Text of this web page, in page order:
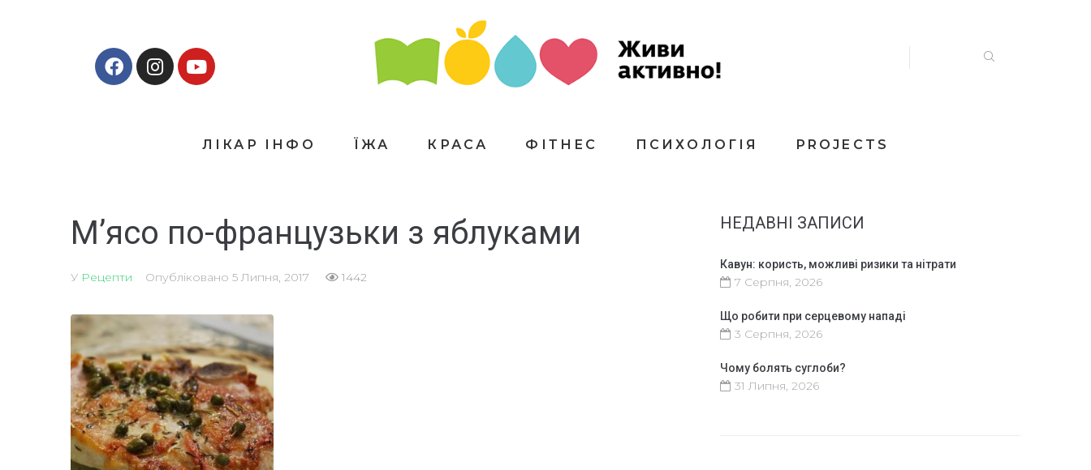
ЛІКАР ІНФО ЇЖА КРАСА ФІТНЕС ПСИХОЛОГІЯ PROJECTS
М’ясо по-французьки з яблуками
У Рецепти Опубліковано 5 Липня, 2017 1442
НЕДАВНІ ЗАПИСИ
Кавун: користь, можливі ризики та нітрати
7 Серпня, 2026
Що робити при серцевому нападі
3 Серпня, 2026
Чому болять суглоби?
31 Липня, 2026